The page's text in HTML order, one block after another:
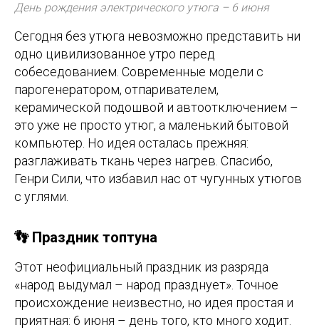
День рождения электрического утюга – 6 июня
Сегодня без утюга невозможно представить ни
одно цивилизованное утро перед
собеседованием. Современные модели с
парогенератором, отпаривателем,
керамической подошвой и автоотключением –
это уже не просто утюг, а маленький бытовой
компьютер. Но идея осталась прежняя:
разглаживать ткань через нагрев. Спасибо,
Генри Сили, что избавил нас от чугунных утюгов
с углями.
👣 Праздник топтуна
Этот неофициальный праздник из разряда
«народ выдумал – народ празднует». Точное
происхождение неизвестно, но идея простая и
приятная: 6 июня – день того, кто много ходит.